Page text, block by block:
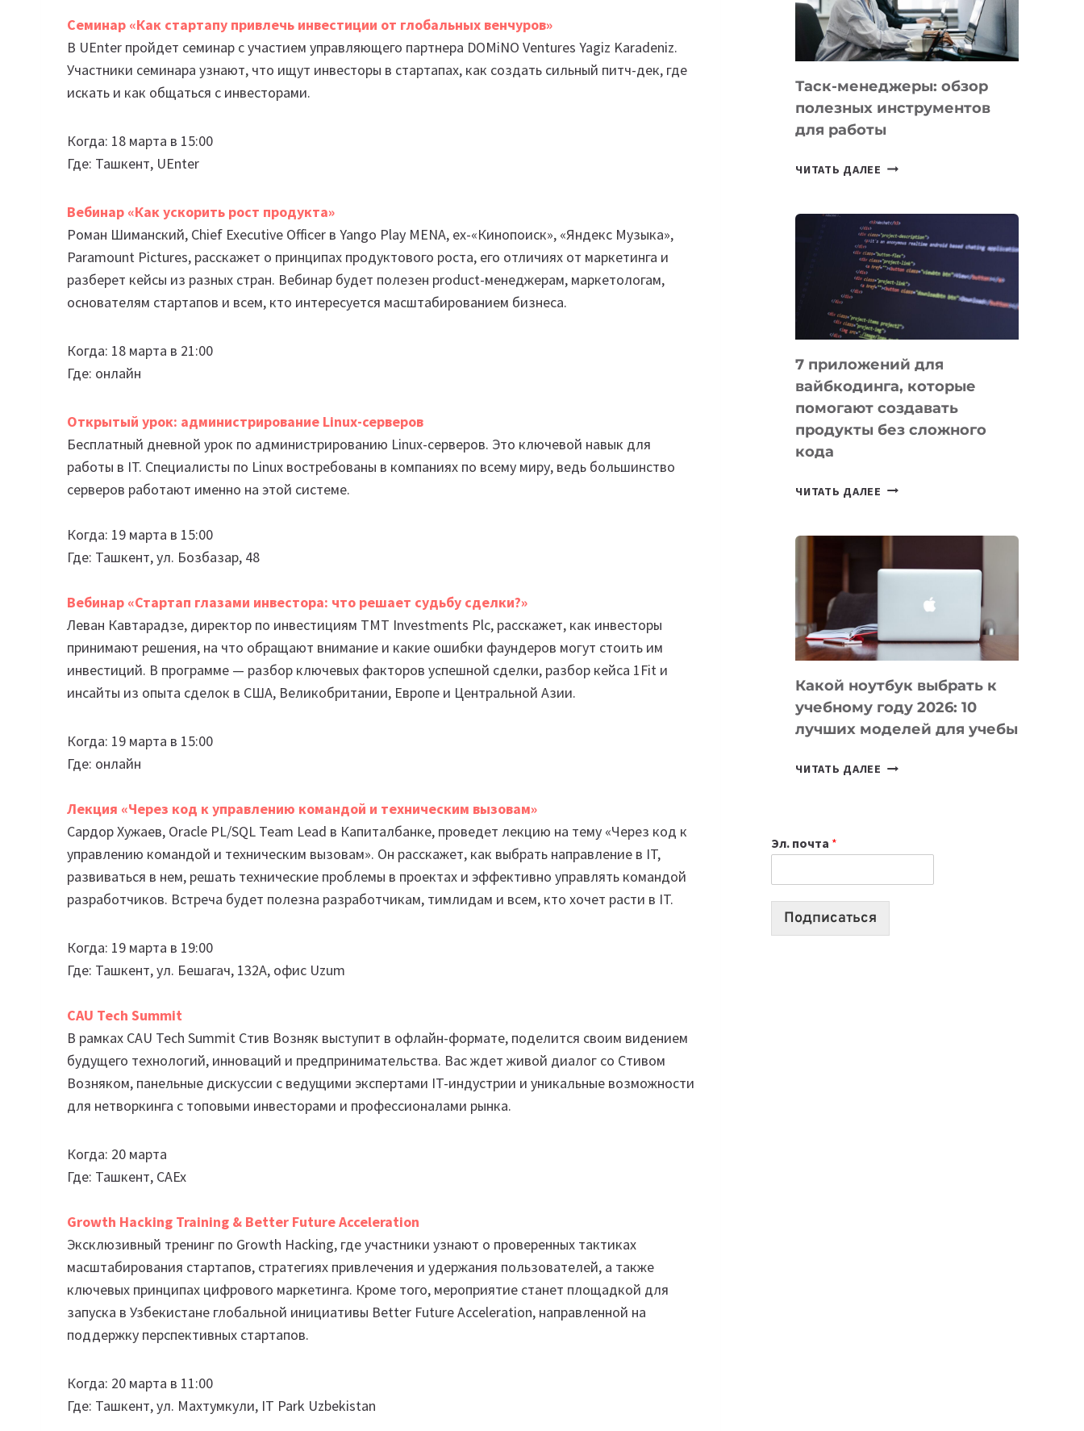
Семинар «Как стартапу привлечь инвестиции от глобальных венчуров»
В UEnter пройдет семинар с участием управляющего партнера DOMiNO Ventures Yagiz Karadeniz.
Участники семинара узнают, что ищут инвесторы в стартапах, как создать сильный питч-дек, где
искать и как общаться с инвесторами.
Когда: 18 марта в 15:00
Где: Ташкент, UEnter
Вебинар «Как ускорить рост продукта»
Роман Шиманский, Chief Executive Officer в Yango Play MENA, ex-«Кинопоиск», «Яндекс Музыка»,
Paramount Pictures, расскажет о принципах продуктового роста, его отличиях от маркетинга и
разберет кейсы из разных стран. Вебинар будет полезен product-менеджерам, маркетологам,
основателям стартапов и всем, кто интересуется масштабированием бизнеса.
Когда: 18 марта в 21:00
Где: онлайн
Открытый урок: администрирование Linux-серверов
Бесплатный дневной урок по администрированию Linux-серверов. Это ключевой навык для
работы в IT. Специалисты по Linux востребованы в компаниях по всему миру, ведь большинство
серверов работают именно на этой системе.
Когда: 19 марта в 15:00
Где: Ташкент, ул. Бозбазар, 48
Вебинар «Стартап глазами инвестора: что решает судьбу сделки?»
Леван Кавтарадзе, директор по инвестициям TMT Investments Plc, расскажет, как инвесторы
принимают решения, на что обращают внимание и какие ошибки фаундеров могут стоить им
инвестиций. В программе — разбор ключевых факторов успешной сделки, разбор кейса 1Fit и
инсайты из опыта сделок в США, Великобритании, Европе и Центральной Азии.
Когда: 19 марта в 15:00
Где: онлайн
Лекция «Через код к управлению командой и техническим вызовам»
Сардор Хужаев, Oracle PL/SQL Team Lead в Капиталбанке, проведет лекцию на тему «Через код к
управлению командой и техническим вызовам». Он расскажет, как выбрать направление в IT,
развиваться в нем, решать технические проблемы в проектах и эффективно управлять командой
разработчиков. Встреча будет полезна разработчикам, тимлидам и всем, кто хочет расти в IT.
Когда: 19 марта в 19:00
Где: Ташкент, ул. Бешагач, 132А, офис Uzum
CAU Tech Summit
В рамках CAU Tech Summit Стив Возняк выступит в офлайн-формате, поделится своим видением
будущего технологий, инноваций и предпринимательства. Вас ждет живой диалог со Стивом
Возняком, панельные дискуссии с ведущими экспертами IT-индустрии и уникальные возможности
для нетворкинга с топовыми инвесторами и профессионалами рынка.
Когда: 20 марта
Где: Ташкент, САЕх
Growth Hacking Training & Better Future Acceleration
Эксклюзивный тренинг по Growth Hacking, где участники узнают о проверенных тактиках
масштабирования стартапов, стратегиях привлечения и удержания пользователей, а также
ключевых принципах цифрового маркетинга. Кроме того, мероприятие станет площадкой для
запуска в Узбекистане глобальной инициативы Better Future Acceleration, направленной на
поддержку перспективных стартапов.
Когда: 20 марта в 11:00
Где: Ташкент, ул. Махтумкули, IT Park Uzbekistan
ИСКУССТВЕННОМУ
ИНТЕЛЛЕКТУ
Таск-менеджеры: обзор
полезных инструментов
для работы
ЧИТАТЬ ДАЛЕЕ ТАСК-
ПОЛЕЗНЫХ
ИНСТРУМЕНТОВ
ДЛЯ
РАБОТЫ
7 приложений для
вайбкодинга, которые
помогают создавать
продукты без сложного
кода
ЧИТАТЬ ДАЛЕЕ
КОТОРЫЕ
СОЗДАВАТЬ
БЕЗ
КОДА
Какой ноутбук выбрать к
учебному году 2026: 10
лучших моделей для учебы
ЧИТАТЬ ДАЛЕЕ КАКОЙ
2026:
10
Эл. почта *
Подписаться